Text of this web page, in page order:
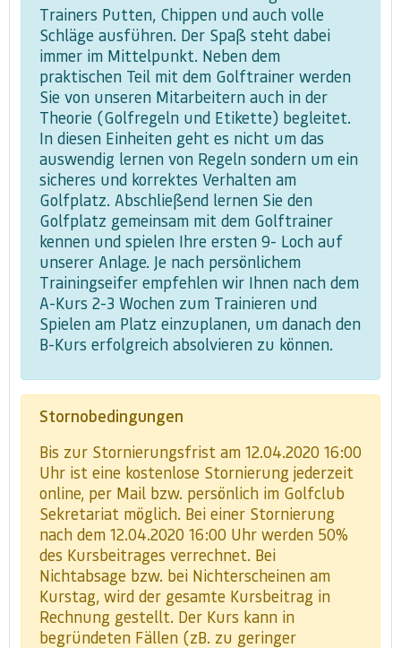
Trainers Putten, Chippen und auch volle
Schläge ausführen. Der Spaß steht dabei
immer im Mittelpunkt. Neben dem
praktischen Teil mit dem Golftrainer werden
Sie von unseren Mitarbeitern auch in der
Theorie (Golfregeln und Etikette) begleitet.
In diesen Einheiten geht es nicht um das
auswendig lernen von Regeln sondern um ein
sicheres und korrektes Verhalten am
Golfplatz. Abschließend lernen Sie den
Golfplatz gemeinsam mit dem Golftrainer
kennen und spielen Ihre ersten 9- Loch auf
unserer Anlage. Je nach persönlichem
Trainingseifer empfehlen wir Ihnen nach dem
A-Kurs 2-3 Wochen zum Trainieren und
Spielen am Platz einzuplanen, um danach den
B-Kurs erfolgreich absolvieren zu können.
Stornobedingungen
Bis zur Stornierungsfrist am 12.04.2020 16:00
Uhr ist eine kostenlose Stornierung jederzeit
online, per Mail bzw. persönlich im Golfclub
Sekretariat möglich. Bei einer Stornierung
nach dem 12.04.2020 16:00 Uhr werden 50%
des Kursbeitrages verrechnet. Bei
Nichtabsage bzw. bei Nichterscheinen am
Kurstag, wird der gesamte Kursbeitrag in
Rechnung gestellt. Der Kurs kann in
begründeten Fällen (zB. zu geringer